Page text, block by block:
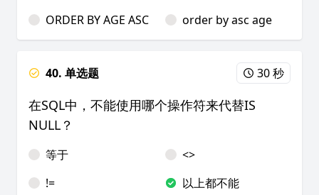
ORDER BY AGE ASC
order by asc age
40. 单选题 30 秒
在SQL中，不能使用哪个操作符来代替IS
NULL？
等于
<>
!=
以上都不能